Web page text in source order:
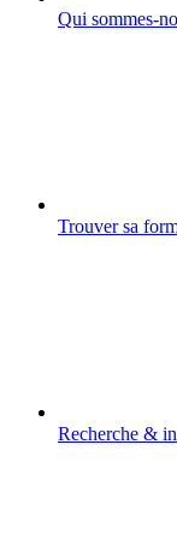
Qui sommes-
Trouver sa
Recherche &